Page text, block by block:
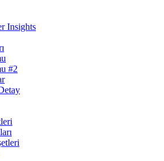
Insights
#2